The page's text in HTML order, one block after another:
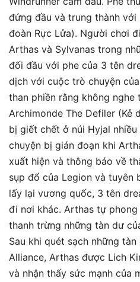
đứng đầu và trung thành với
đoàn Rực Lửa). Người chơi
Arthas và Sylvanas trong
đối đầu với phe của 3 tên
dịch với cuộc trò chuyện
than phiền rằng không
Archimonde The Defiler (Kẻ
bị giết chết ở núi Hyjal
chuyện bị gián đoạn khi
xuất hiện và thông báo về
sụp đổ của Legion và tuyên
lấy lại vương quốc, 3 tên
đi nơi khác. Arthas tự
thanh trừng những tàn dư
Sau khi quét sạch những
Alliance, Arthas được Lich
và nhận thấy sức mạnh của